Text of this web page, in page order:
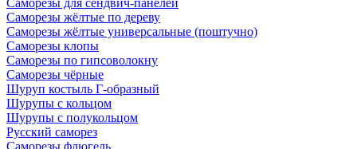
Саморезы для сендвич-панелей
Саморезы жёлтые по дереву
Саморезы жёлтые универсальные (поштучно)
Саморезы клопы
Саморезы по гипсоволокну
Саморезы чёрные
Шуруп костыль Г-образный
Шурупы с кольцом
Шурупы с полукольцом
Русский саморез
Саморезы флюгель